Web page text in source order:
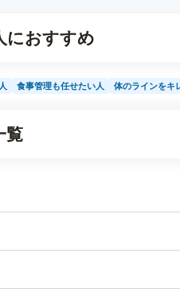
におすすめ
食事管理も任せたい人 体のラインをキ
覧